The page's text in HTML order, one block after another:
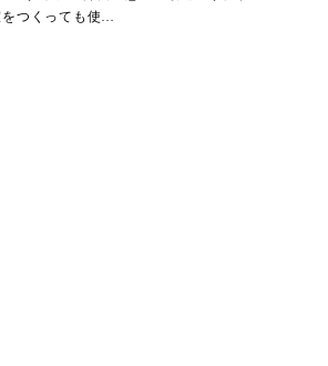
つくっても使…